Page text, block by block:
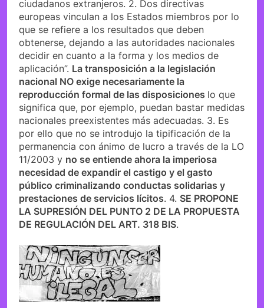
ciudadanos extranjeros. 2. Dos directivas
europeas vinculan a los Estados miembros por lo
que se refiere a los resultados que deben
obtenerse, dejando a las autoridades nacionales
decidir en cuanto a la forma y los medios de
aplicación”. La transposición a la legislación
nacional NO exige necesariamente la
reproducción formal de las disposiciones lo que
significa que, por ejemplo, puedan bastar medidas
nacionales preexistentes más adecuadas. 3. Es
por ello que no se introdujo la tipificación de la
permanencia con ánimo de lucro a través de la LO
11/2003 y no se entiende ahora la imperiosa
necesidad de expandir el castigo y el gasto
público criminalizando conductas solidarias y
prestaciones de servicios lícitos. 4. SE PROPONE
LA SUPRESIÓN DEL PUNTO 2 DE LA PROPUESTA
DE REGULACIÓN DEL ART. 318 BIS.